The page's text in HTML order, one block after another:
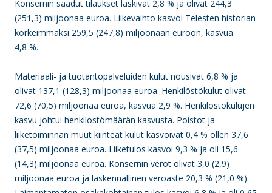
Konsernin saadut tilaukset laskivat 2,8 % ja olivat 244,3
(251,3) miljoonaa euroa. Liikevaihto kasvoi Telesten historian
korkeimmaksi 259,5 (247,8) miljoonaan euroon, kasvua
4,8 %.
Materiaali- ja tuotantopalveluiden kulut nousivat 6,8 % ja
olivat 137,1 (128,3) miljoonaa euroa. Henkilöstökulut olivat
72,6 (70,5) miljoonaa euroa, kasvua 2,9 %. Henkilöstökulujen
kasvu johtui henkilöstömäärän kasvusta. Poistot ja
liiketoiminnan muut kiinteät kulut kasvoivat 0,4 % ollen 37,6
(37,5) miljoonaa euroa. Liiketulos kasvoi 9,3 % ja oli 15,6
(14,3) miljoonaa euroa. Konsernin verot olivat 3,0 (2,9)
miljoonaa euroa ja laskennallinen veroaste 20,3 % (21,0 %).